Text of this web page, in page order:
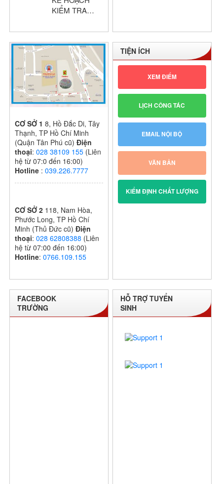
KIỂM TRA
I – KHỐI THPT
NĂM HỌC:
2024 – 2025
CƠ SỞ 18, Hồ Đắc Di, Tây
Thạnh, TP Hồ Chí Minh
(Quận Tân Phú cũ) Điện
thoại:028 38109 155 (Liên
hệ từ 07:0 đến 16:00)
Hotline :039.226.7777
CƠ SỞ 2 118, Nam Hòa,
Phước Long, TP Hồ Chí
Minh (Thủ Đức cũ) Điện
thoại:028 62808388 (Liên
hệ từ 07:00 đến 16:00)
Hotline:0766.109.155
TIỆN ÍCH
XEM ĐIỂM
LỊCH CÔNG TÁC
EMAIL NỘI BỘ
VĂN BẢN
KIỂM ĐỊNH CHẤT LƯỢNG
FACEBOOK
TRƯỜNG
HỖ TRỢ TUYỂN
SINH